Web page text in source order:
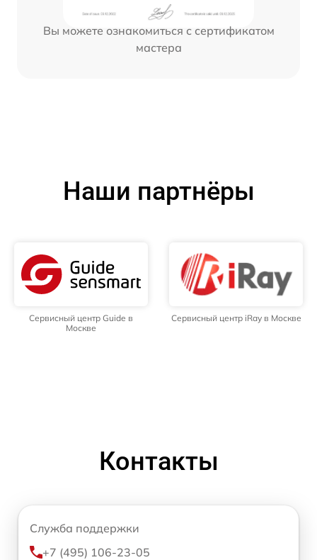
Вы можете ознакомиться с сертификатом
мастера
Наши партнёры
Сервисный центр Guide в
Москве
Сервисный центр iRay в Москве
Контакты
Служба поддержки
+7 (495) 106-23-05